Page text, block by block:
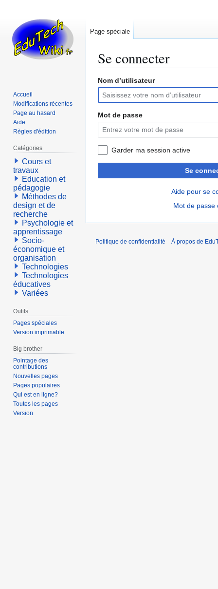
Se connecter
Aller
la
navigation
Aller
la
recherche
Nom d’utilisateur
Mot de passe
Garder ma session active
Se
Aide pour se
Mot de passe
Page spéciale
Accueil
Modifications récentes
Page au hasard
Aide
Règles d'édition
Catégories
Cours et
travaux
Education et
pédagogie
Méthodes de
design et de
recherche
Psychologie et
apprentissage
Socio-
économique et
organisation
Technologies
Technologies
éducatives
Variées
Outils
Pages spéciales
Version imprimable
Big brother
Pointage des
contributions
Nouvelles pages
Pages populaires
Qui est en ligne?
Toutes les pages
Version
Politique de confidentialité À propos de